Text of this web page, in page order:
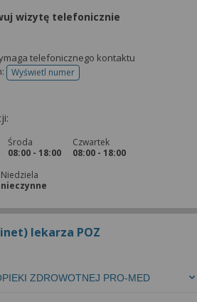
wizytę telefonicznie
telefonicznego kontaktu
Wyświetl numertelefonu do rejestracji
Środa
08:00 - 18:00
Czwartek
08:00 - 18:00
Niedziela
nieczynne
lekarza POZ
ZDROWOTNEJ PRO-MED